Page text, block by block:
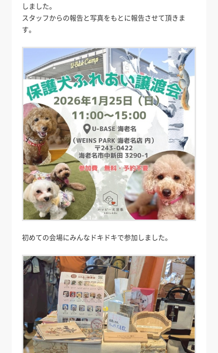
しました。
スタッフからの報告と写真をもとに報告させて頂きま
す。
初めての会場にみんなドキドキで参加しました。